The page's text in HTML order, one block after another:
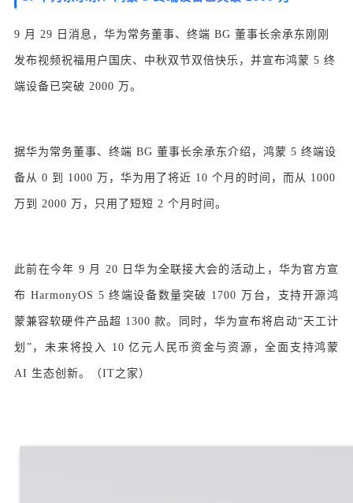
9 月 29 日消息，华为常务董事、终端 BG 董事长余承东刚刚
发布视频祝福用户国庆、中秋双节双倍快乐，并宣布鸿蒙 5 终
端设备已突破 2000 万。
据华为常务董事、终端 BG 董事长余承东介绍，鸿蒙 5 终端设
备从 0 到 1000 万，华为用了将近 10 个月的时间，而从 1000
万到 2000 万，只用了短短 2 个月时间。
此前在今年 9 月 20 日华为全联接大会的活动上，华为官方宣
布 HarmonyOS 5 终端设备数量突破 1700 万台，支持开源鸿
蒙兼容软硬件产品超 1300 款。同时，华为宣布将启动“天工计
划”，未来将投入 10 亿元人民币资金与资源，全面支持鸿蒙
AI 生态创新。（IT之家）